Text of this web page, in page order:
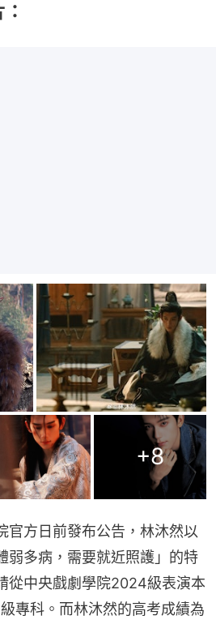
+8
官方日前發布公告，林沐然以
弱多病，需要就近照護」的特
從中央戲劇學院2024級表演本
專科。而林沐然的高考成績為